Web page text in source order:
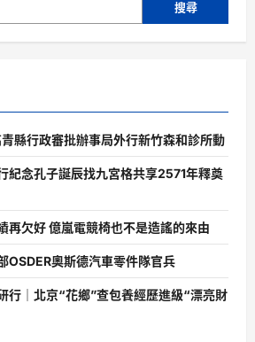
搜尋
縣行政審批辦事局外行新竹森和診所動
紀念孔子誕辰找九宮格共享2571年釋奠
再欠好 億嵐電競椅也不是造謠的來由
OSDER奧斯德汽車零件隊官兵
行｜北京“花鄉”查包養經歷進級“漂亮財